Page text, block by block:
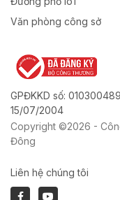
Văn phòng công sở
GPĐKKD số:
15/07/2004
Copyright ©2026 -
Đông
Liên hệ chúng tôi